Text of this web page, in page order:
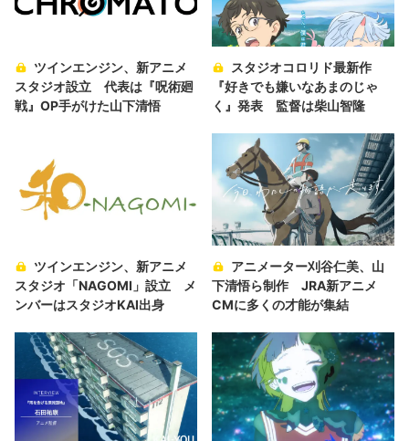
ツインエンジン、新アニメ
スタジオ設立 代表は『呪術廻
戦』OP手がけた山下清悟
スタジオコロリド最新作
『好きでも嫌いなあまのじゃ
く』発表 監督は柴山智隆
ツインエンジン、新アニメ
スタジオ「NAGOMI」設立 メ
ンバーはスタジオKAI出身
アニメーター刈谷仁美、山
下清悟ら制作 JRA新アニメ
CMに多くの才能が集結